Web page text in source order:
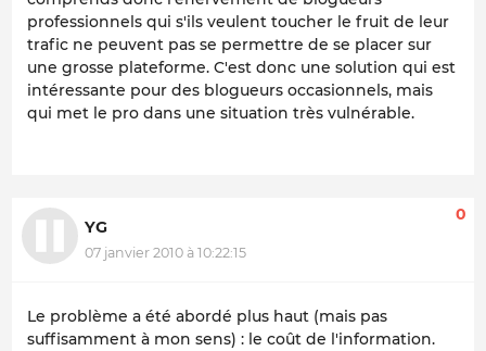
professionnels qui s'ils veulent toucher le fruit de leur
trafic ne peuvent pas se permettre de se placer sur
une grosse plateforme. C'est donc une solution qui est
intéressante pour des blogueurs occasionnels, mais
qui met le pro dans une situation très vulnérable.
YG
07 janvier 2010 à 10:22:15
0
Le problème a été abordé plus haut (mais pas
suffisamment à mon sens) : le coût de l'information.